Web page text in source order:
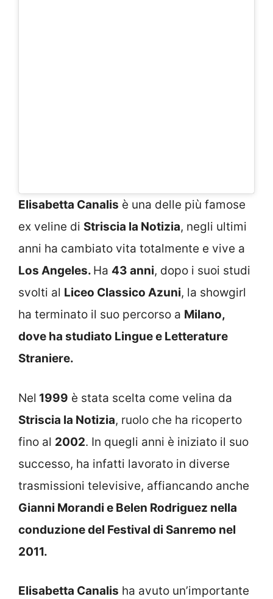
Elisabetta Canalis è una delle più famose
ex veline di Striscia la Notizia, negli ultimi
anni ha cambiato vita totalmente e vive a
Los Angeles. Ha 43 anni, dopo i suoi studi
svolti al Liceo Classico Azuni, la showgirl
ha terminato il suo percorso a Milano,
dove ha studiato Lingue e Letterature
Straniere.
Nel 1999 è stata scelta come velina da
Striscia la Notizia, ruolo che ha ricoperto
fino al 2002. In quegli anni è iniziato il suo
successo, ha infatti lavorato in diverse
trasmissioni televisive, affiancando anche
Gianni Morandi e Belen Rodriguez nella
conduzione del Festival di Sanremo nel
2011.
Elisabetta Canalis ha avuto un’importante